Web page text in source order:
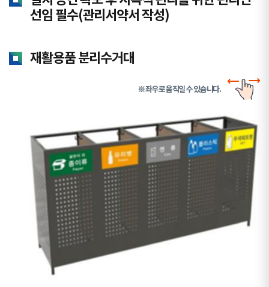
선임 필수(관리서약서 작성)
재활용품 분리수거대
※ 좌우로 움직일 수 있습니다.